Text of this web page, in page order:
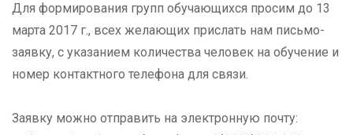
Для формирования групп обучающихся просим до 13
марта 2017 г., всех желающих прислать нам письмо-
заявку, с указанием количества человек на обучение и
номер контактного телефона для связи.
Заявку можно отправить на электронную почту: